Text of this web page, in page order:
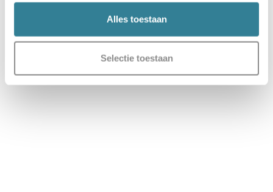
Alles toestaan
Selectie toestaan